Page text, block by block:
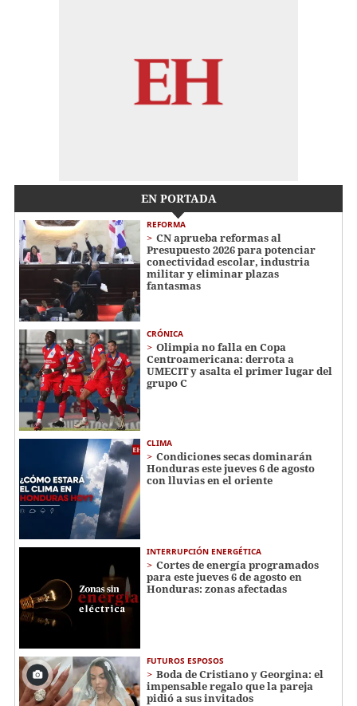
EN PORTADA
REFORMA
CN aprueba reformas al
Presupuesto 2026 para potenciar
conectividad escolar, industria
militar y eliminar plazas
fantasmas
CRÓNICA
Olimpia no falla en Copa
Centroamericana: derrota a
UMECIT y asalta el primer lugar del
grupo C
CLIMA
Condiciones secas dominarán
Honduras este jueves 6 de agosto
con lluvias en el oriente
INTERRUPCIÓN ENERGÉTICA
Cortes de energía programados
para este jueves 6 de agosto en
Honduras: zonas afectadas
FUTUROS ESPOSOS
Boda de Cristiano y Georgina: el
impensable regalo que la pareja
pidió a sus invitados